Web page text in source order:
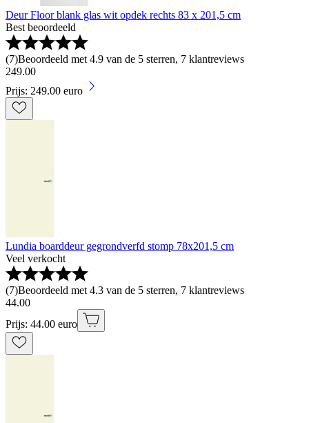
Deur Floor blank glas wit opdek rechts 83 x 201,5 cm
Best beoordeeld
(7)Beoordeeld met 4.9 van de 5 sterren, 7 klantreviews
249.00
Prijs: 249.00 euro
Lundia boarddeur gegrondverfd stomp 78x201,5 cm
Veel verkocht
(7)Beoordeeld met 4.3 van de 5 sterren, 7 klantreviews
44.00
Prijs: 44.00 euro